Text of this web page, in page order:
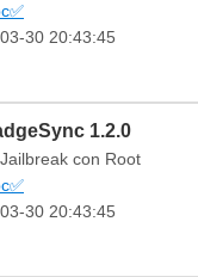
30 20:43:45
1.2.0
con Root
30 20:43:45